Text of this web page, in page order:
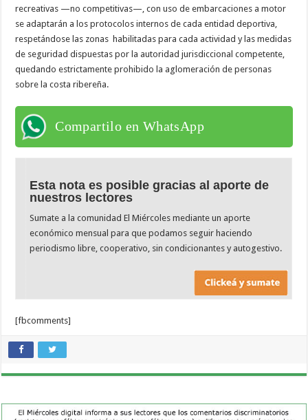
recreativas —no competitivas—, con uso de embarcaciones a motor
se adaptarán a los protocolos internos de cada entidad deportiva,
respetándose las zonas habilitadas para cada actividad y las medidas
de seguridad dispuestas por la autoridad jurisdiccional competente,
quedando estrictamente prohibido la aglomeración de personas
sobre la costa ribereña.
Compartilo en WhatsApp
Esta nota es posible gracias al aporte de
nuestros lectores
Sumate a la comunidad El Miércoles mediante un aporte
económico mensual para que podamos seguir haciendo
periodismo libre, cooperativo, sin condicionantes y autogestivo.
[fbcomments]